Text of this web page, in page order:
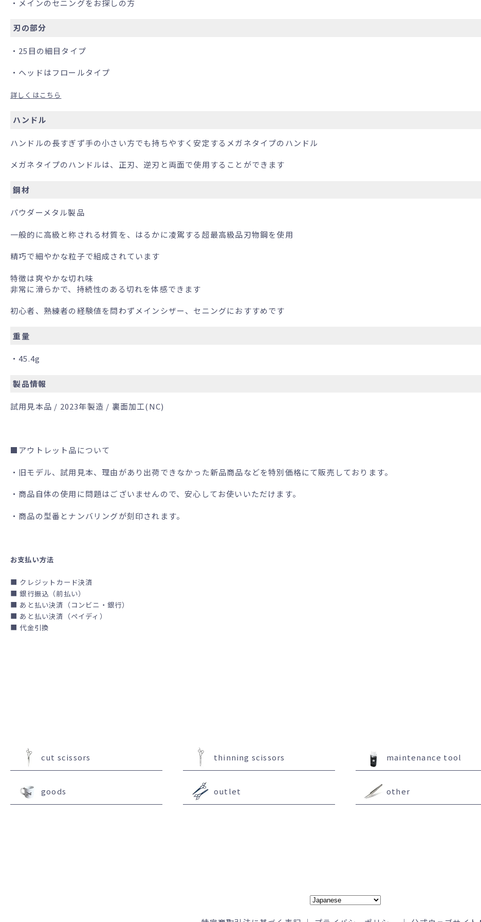
・メインのセニングをお探しの方
刃の部分
・25目の細目タイプ
・ヘッドはフロールタイプ
詳しくはこちら
ハンドル
ハンドルの長すぎず手の小さい方でも持ちやすく安定するメガネタイプのハンドル
メガネタイプのハンドルは、正刃、逆刃と両面で使用することができます
鋼材
パウダーメタル製品
一般的に高級と称される材質を、はるかに凌駕する超最高級品刃物鋼を使用
精巧で細やかな粒子で組成されています
特徴は爽やかな切れ味
非常に滑らかで、持続性のある切れを体感できます
初心者、熟練者の経験値を問わずメインシザー、セニングにおすすめです
重量
・45.4g
製品情報
試用見本品 / 2023年製造 / 裏面加工(NC)
■アウトレット品について
・旧モデル、試用見本、理由があり出荷できなかった新品商品などを特別価格にて販売しております。
・商品自体の使用に問題はございませんので、安心してお使いいただけます。
・商品の型番とナンバリングが刻印されます。
お支払い方法
■ クレジットカード決済
■ 銀行振込（前払い）
■ あと払い決済（コンビニ・銀行）
■ あと払い決済（ペイディ）
■ 代金引換
cut scissors thinning scissors maintenance tool
goods outlet other